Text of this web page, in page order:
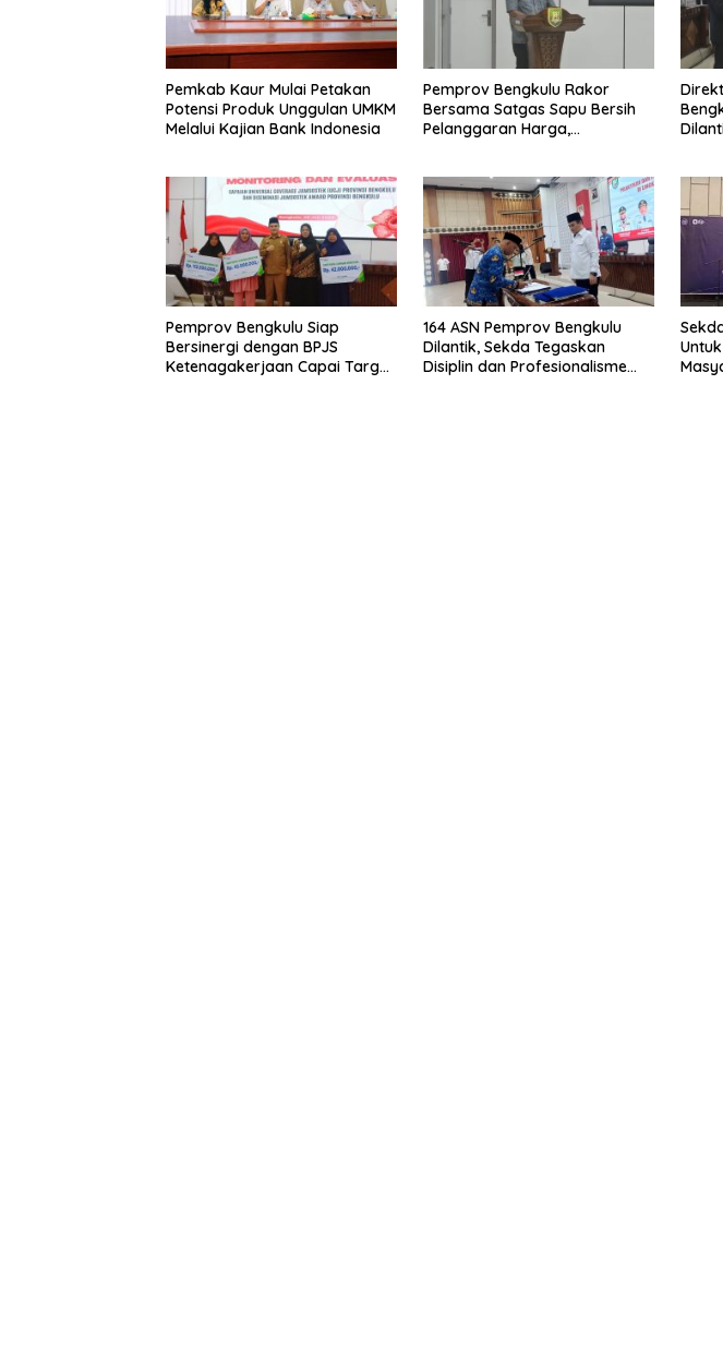
Pemkab Kaur Mulai Petakan
Potensi Produk Unggulan UMKM
Melalui Kajian Bank Indonesia
Pemprov Bengkulu Rakor
Bersama Satgas Sapu Bersih
Pelanggaran Harga,
Sorotan
Pemprov Bengkulu Siap
Bersinergi dengan BPJS
Ketenagakerjaan Capai Target
164 ASN Pemprov Bengkulu
Dilantik, Sekda Tegaskan
Disiplin dan Profesionalisme